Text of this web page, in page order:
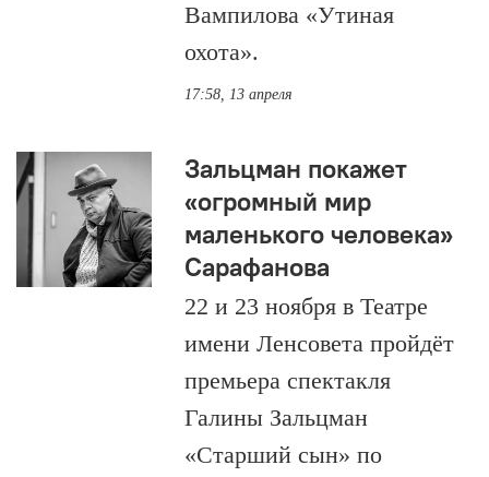
Вампилова «Утиная
охота».
17:58, 13 апреля
Зальцман покажет
«огромный мир
маленького человека»
Сарафанова
22 и 23 ноября в Театре
имени Ленсовета пройдёт
премьера спектакля
Галины Зальцман
«Старший сын» по